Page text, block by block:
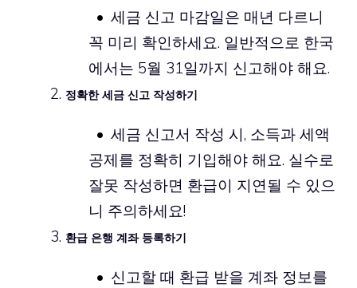
세금 신고 마감일은 매년 다르니
꼭 미리 확인하세요. 일반적으로 한국
에서는 5월 31일까지 신고해야 해요.
정확한 세금 신고 작성하기
세금 신고서 작성 시, 소득과 세액
공제를 정확히 기입해야 해요. 실수로
잘못 작성하면 환급이 지연될 수 있으
니 주의하세요!
환급 은행 계좌 등록하기
신고할 때 환급 받을 계좌 정보를